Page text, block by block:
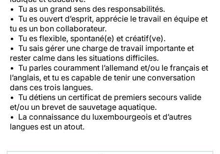
Tu as un grand sens des responsabilités.
Tu es ouvert d’esprit, apprécie le travail en équipe et
tu es un bon collaborateur.
Tu es flexible, spontané(e) et créatif(ve).
Tu sais gérer une charge de travail importante et
rester calme dans les situations difficiles.
Tu parles couramment l’allemand et/ou le français et
l’anglais, et tu es capable de tenir une conversation
dans ces trois langues.
Tu détiens un certificat de premiers secours valide
et/ou un brevet de sauvetage aquatique.
La connaissance du luxembourgeois et d’autres
langues est un atout.